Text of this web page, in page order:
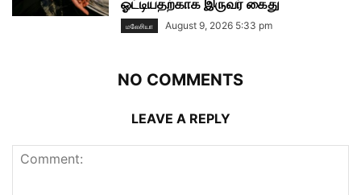
ஓட்டியதற்காக இருவர் கைது
மலேசியா August 9, 2026 5:33 pm
NO COMMENTS
LEAVE A REPLY